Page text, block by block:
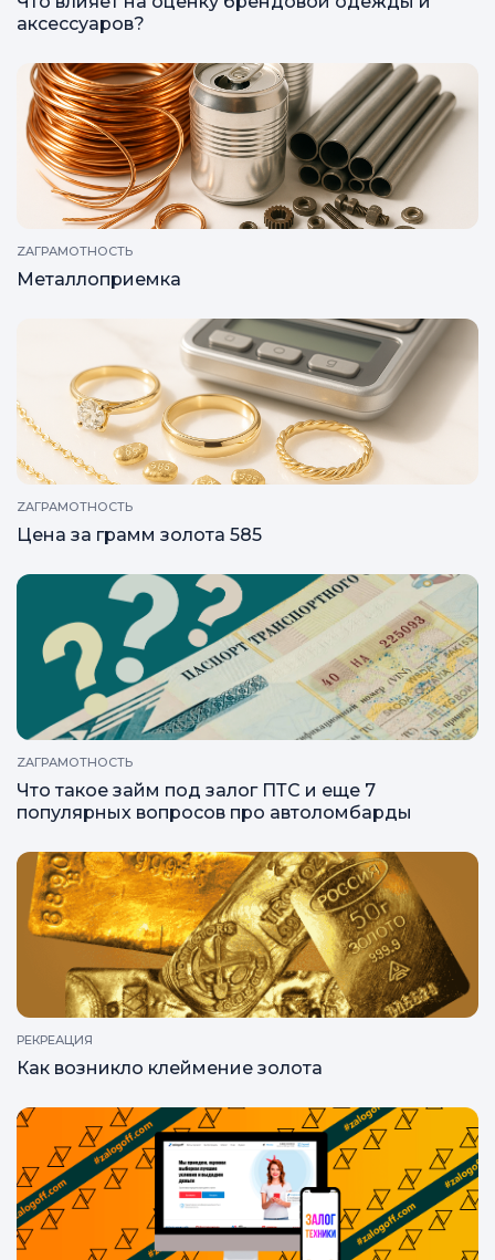
Что влияет на оценку брендовой одежды и
аксессуаров?
ZAГРАМОТНОСТЬ
Металлоприемка
ZAГРАМОТНОСТЬ
Цена за грамм золота 585
ZAГРАМОТНОСТЬ
Что такое займ под залог ПТС и еще 7
популярных вопросов про автоломбарды
РЕКРЕАЦИЯ
Как возникло клеймение золота